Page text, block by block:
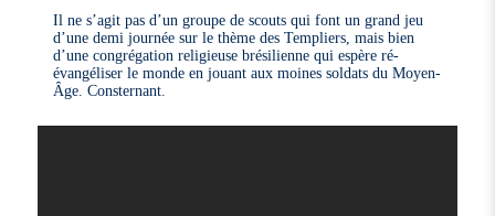
Il ne s’agit pas d’un groupe de scouts qui font un grand jeu
d’une demi journée sur le thème des Templiers, mais bien
d’une congrégation religieuse brésilienne qui espère ré-
évangéliser le monde en jouant aux moines soldats du Moyen-
Âge. Consternant.